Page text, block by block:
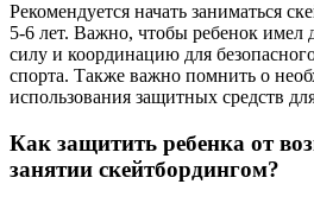
Рекомендуется начать заниматься
5-6 лет. Важно, чтобы ребенок имел
силу и координацию для
спорта. Также важно помнить о
использования защитных средств
Как защитить ребенка от
занятии скейтбордингом?